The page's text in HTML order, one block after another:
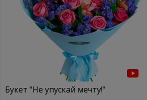
Букет "Не упускай мечту!"